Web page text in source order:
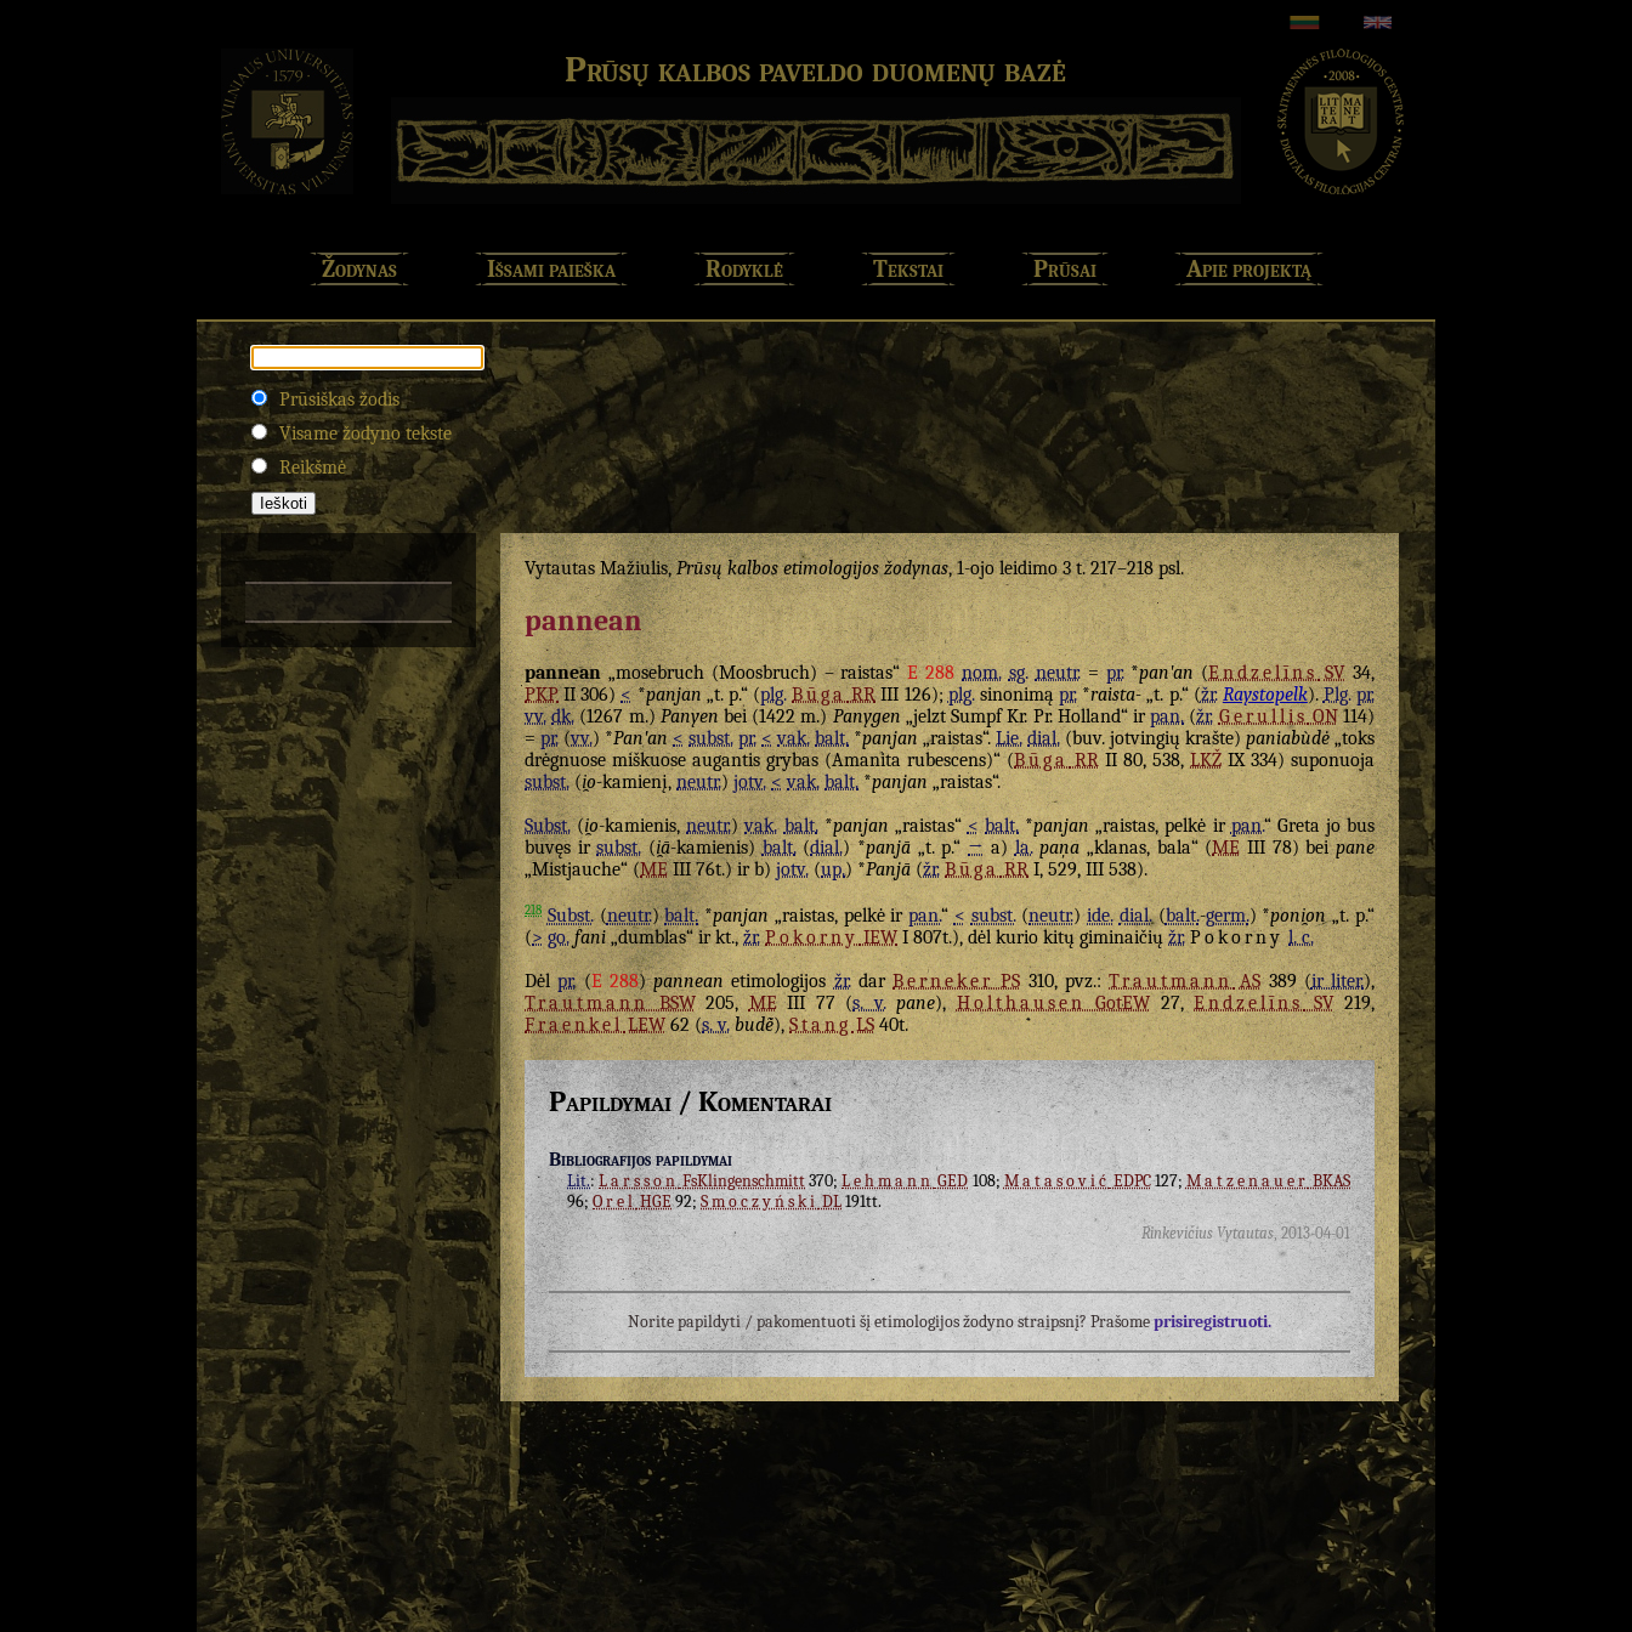
Prūsų kalbos paveldo duomenų bazė
Žodynas Išsami paieška Rodyklė Tekstai Prūsai Apie projektą
Prūsiškas žodis
Visame žodyno tekste
Reikšmė
Vytautas Mažiulis,Prūsų kalbos etimologijos žodynas, 1-ojo leidimo 3 t. 217–218 psl.
pannean
pannean„mosebruch (Moosbruch) – raistas“E 288 nom. sg. neutr.=pr.*panʹan(EndzelīnsSV34,
PKPII 306)<*panjan„t. p.“ (plg. BūgaRRIII 126);plg.sinonimąpr.*raista-„t. p.“ (žr. Raystopelk).Plg. pr.
vv. dk.(1267 m.)Panyenbei (1422 m.)Panygen„jelzt Sumpf Kr. Pr. Holland“ irpan.(žr. GerullisON114)
=pr.(vv.) *Panʹan < subst. pr. < vak. balt.*panjan „raistas“. Lie. dial.(buv. jotvingių krašte) paniabùdė„toks
drėgnuose miškuose augantis grybas (Amanita rubescens)“ (BūgaRR II 80, 538,LKŽIX 334) suponuoja
subst.(i̯o-kamienį,neutr.) jotv. < vak. balt.*panjan„raistas“.
Subst.(i̯o-kamienis,neutr.)vak. balt.*panjan„raistas“< balt.*panjan„raistas, pelkė irpan.“ Greta jo bus
buvęs irsubst.(i̯ā-kamienis)balt.(dial.) *panjā„t. p.“→a)la. paņa„klanas, bala“ (MEIII 78) beipane
„Mistjauche“ (MEIII 76t.) ir b) jotv.(up.) *Panjā(žr. BūgaRRI, 529, III 538).
218 Subst.(neutr.)balt.*panjan „raistas, pelkė irpan.“< subst.(neutr.)ide. dial.(balt.-germ.) *poni̯on„t. p.“
(> go. fani„dumblas“ ir kt.,žr. Pokorny IEWI 807t.), dėl kurio kitų giminaičiųžr. Pokorny l. c.
Dėlpr.(E 288)panneanetimologijos žr.dar BernekerPS310, pvz.:TrautmannAS389 (ir liter.),
TrautmannBSW205,MEIII 77 (s. v. pane),Holthausen GotEW 27,EndzelīnsSV219,
FraenkelLEW62 (s. v. budė̃),Stang LS40t.
Papildymai / Komentarai
Bibliografijos papildymai
Lit.:LarssonFsKlingenschmitt370;Lehmann GED108;Matasović EDPC127; MatzenauerBKAS
96;OrelHGE92; SmoczyńskiDL191tt.
Rinkevičius Vytautas, 2013-04-01
Norite papildyti / pakomentuoti šį etimologijos žodyno straipsnį? Prašomeprisiregistruoti.